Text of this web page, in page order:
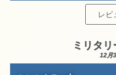
レビ
ミリタ
12月